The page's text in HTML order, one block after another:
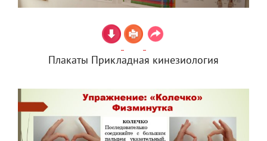
Плакаты Прикладная кинезиология